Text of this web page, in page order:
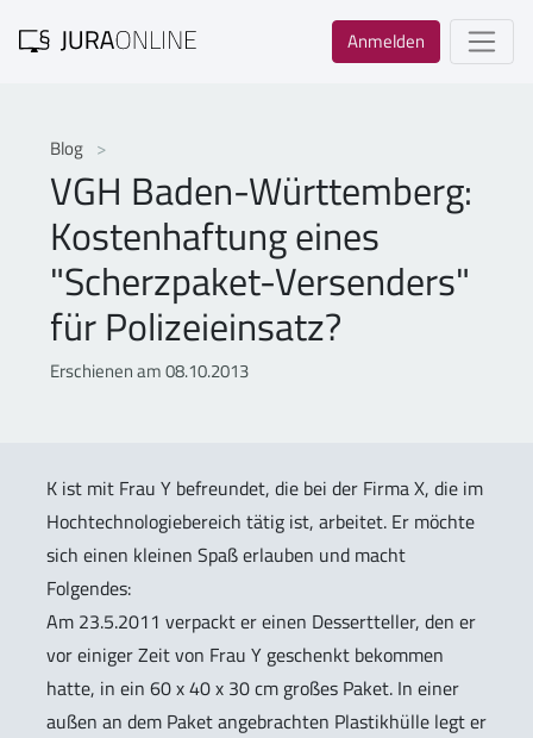
Anmelden
Blog
VGH Baden-Württemberg:
Kostenhaftung eines
"Scherzpaket-Versenders"
für Polizeieinsatz?
Erschienen am 08.10.2013
K ist mit Frau Y befreundet, die bei der Firma X, die im
Hochtechnologiebereich tätig ist, arbeitet. Er möchte
sich einen kleinen Spaß erlauben und macht
Folgendes:
Am 23.5.2011 verpackt er einen Dessertteller, den er
vor einiger Zeit von Frau Y geschenkt bekommen
hatte, in ein 60 x 40 x 30 cm großes Paket. In einer
außen an dem Paket angebrachten Plastikhülle legt er